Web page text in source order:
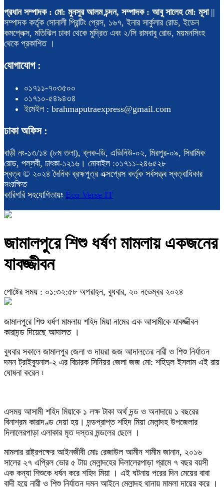
প্রধান সম্পাদক : মো: মুনসুর আলম চন্দন, সম্পাদক : আবু সালেহ মো: মূসা||
সম্পাদক কর্তৃক সোনালী প্রিন্টিং প্রেস, ১৬৭, ইনার সার্কুলার রোড, ইডেন
কমপ্লেক্স, মতিঝিল ঢাকা থেকে মুদ্রিত এবং ২/সি রামবাবু রোড, ময়মনসিংহ
থেকে প্রকাশিত ।
যোগাযোগ :
০১৭১১-৭০৩৫০০
০১৭১০-৫৪৯৪৩৪
ইমেইল : brahmaputraexpress@gmail.com
ঢাকা অফিস :
বাড়ী নং-১৩/১৪ (৮ম তলা), ব্লক-ডি, এভিনিউ-০২, মিরপুর-০৯, সিরামিক
রোড, পল্লবী, ঢাৎকা-১২১৬। মোবাইল :০১৭১১-২৪৬৫২৮
স্বত্ব © ২০২৪ দৈনিক ব্রহ্মপুত্র এক্সপ্রেস কর্তৃক সর্বসত্ত্ব স্বত্বাধিকার
সংরক্ষিত
কারিগরি সহযোগিতায়ঃ Eco Verse IT
জামালপুরে শিশু ধর্ষণ মামলায় একজনের
যাবজ্জীবন
পোষ্টের সময় : ০১:৩২:৫৮ অপরাহ্ন, বুধবার, ২০ নভেম্বর ২০২৪
জামালপুরে শিশু ধর্ষণ মামলায় শহিদ মিয়া নামের এক আসামীকে যাবজ্জীবন
কারাদন্ড দিয়েছে আদালত ।
বুধবার সকালে জামালপুর জেলা ও দায়রা জজ আদালতের নারী ও শিশু নির্যাতন
দমন ট্রাইব্যুনাল-২ এর বিচারক সিনিয়র জেলা জজ মো: শহিদুল ইসলাম এই রায়
ঘোষনা করেন ৷
এসময় আসামী শহিদ মিয়াকে ১ লক্ষ টাকা অর্থ দন্ড ও অনাদায়ে ১ বছরের
বিনাশ্রম কারাদণ্ড দেয়া হয়। দন্ডপ্রাপ্ত শহিদ মিয়া মেলান্দহ উপজেলার
দিলালেরপাড়া এলাকার মৃত দস্তর মন্ডলের ছেলে ।
মামলার রাষ্ট্রপক্ষের আইনজীবী মোঃ রেজাউল আমীন শামীম জানান, ২০১৬
সালের ২৭ এপ্রিল ভোর ৫ টায় মেলান্দহের দিলালেরপাড়া গ্রামে ৭ বছর বয়সী
এক কন্যা শিশুকে ধর্ষন করে শহিদ মিয়া । এই ঘটনায় পরের দিন মেয়ের বাবা
বাদী হয়ে নারী ও শিশু নির্যাতন দমন আইনে মেলান্দহ থানায় মামলা দায়ের করে ।